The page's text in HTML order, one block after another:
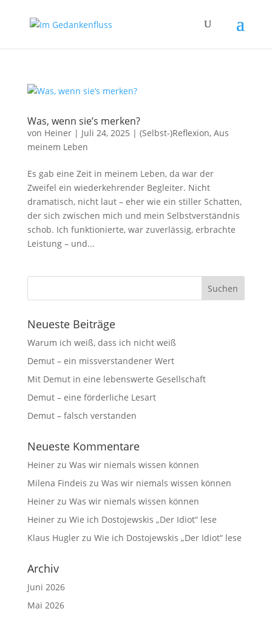
Was, wenn sie’s merken?
von Heiner| Juli 24, 2025 | (Selbst-)Reflexion, Aus
meinem Leben
Es gab eine Zeit in meinem Leben, da war der
Zweifel ein wiederkehrender Begleiter. Nicht
dramatisch, nicht laut – eher wie ein stiller Schatten,
der sich zwischen mich und mein Selbstverständnis
schob. Ich funktionierte, war zuverlässig, erbrachte
Leistung – und...
Neueste Beiträge
Warum ich weiß, dass ich nicht weiß
Demut – ein missverstandener Wert
Mit Demut in eine lebenswerte Gesellschaft
Demut – eine förderliche Lesart
Demut – falsch verstanden
Neueste Kommentare
Heinerzu Was wir niemals wissen können
Milena Findeis zu Was wir niemals wissen können
Heinerzu Was wir niemals wissen können
Heinerzu Wie ich Dostojewskis „Der Idiot“ lese
Klaus Huglerzu Wie ich Dostojewskis „Der Idiot“ lese
Archiv
Juni 2026
Mai 2026